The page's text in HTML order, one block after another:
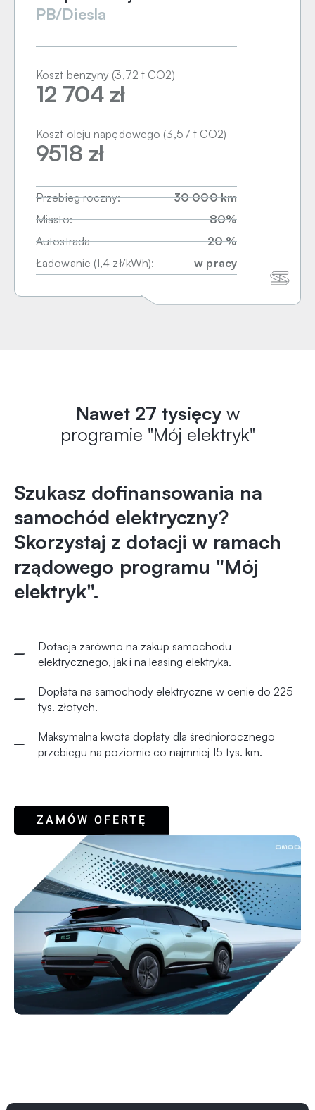
PB/Diesla
Koszt benzyny (3,72 t CO2)
12 704 zł
Koszt oleju napędowego (3,57 t CO2)
9518 zł
Przebieg roczny:
30 000 km
Miasto:
80%
Autostrada
20 %
Ładowanie (1,4 zł/kWh):
w pracy
Nawet 27 tysięcyw
programie "Mój elektryk"
Szukasz dofinansowania na
samochód elektryczny?
Skorzystaj z dotacji w ramach
rządowego programu "Mój
elektryk".
Dotacja zarówno na zakup samochodu
elektrycznego, jak i na leasing elektryka.
Dopłata na samochody elektryczne w cenie do 225
tys. złotych.
Maksymalna kwota dopłaty dla średniorocznego
przebiegu na poziomie co najmniej 15 tys. km.
ZAMÓW OFERTĘ